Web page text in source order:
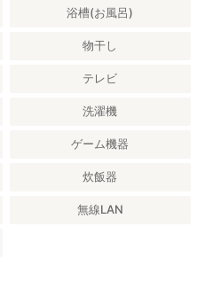
浴槽(お風呂)
物干し
テレビ
洗濯機
ゲーム機器
炊飯器
無線LAN